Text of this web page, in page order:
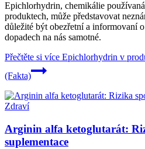
Epichlorhydrin, chemikálie
produktech, může představovat
důležité být obezřetní a informovaní
dopadech na nás samotné.
Přečtěte si více Epichlorhydrin v
(Fakta)
Zdraví
Arginin alfa ketoglutarát:
suplementace